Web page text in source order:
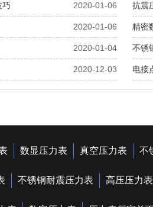
2020-01-06
巧 抗震
2020-01-06 精密
2020-01-04 不锈
2020-12-03 电接
数显压力表 真空压力表 不
不锈钢耐震压力表 高压压力表